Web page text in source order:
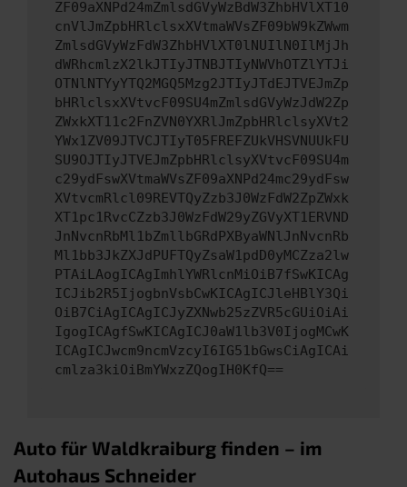
ZF09aXNPd24mZmlsdGVyWzBdW3ZhbHVlXT10
cnVlJmZpbHRlclsxXVtmaWVsZF09bW9kZWwm
ZmlsdGVyWzFdW3ZhbHVlXT0lNUIlN0IlMjJh
dWRhcmlzX2lkJTIyJTNBJTIyNWVhOTZlYTJi
OTNlNTYyYTQ2MGQ5Mzg2JTIyJTdEJTVEJmZp
bHRlclsxXVtvcF09SU4mZmlsdGVyWzJdW2Zp
ZWxkXT11c2FnZVN0YXRlJmZpbHRlclsyXVt2
YWx1ZV09JTVCJTIyT05FREFZUkVHSVNUUkFU
SU9OJTIyJTVEJmZpbHRlclsyXVtvcF09SU4m
c29ydFswXVtmaWVsZF09aXNPd24mc29ydFsw
XVtvcmRlcl09REVTQyZzb3J0WzFdW2ZpZWxk
XT1pc1RvcCZzb3J0WzFdW29yZGVyXT1ERVND
JnNvcnRbMl1bZmllbGRdPXByaWNlJnNvcnRb
Ml1bb3JkZXJdPUFTQyZsaW1pdD0yMCZza2lw
PTAiLAogICAgImhlYWRlcnMiOiB7fSwKICAg
ICJib2R5IjogbnVsbCwKICAgICJleHBlY3Qi
OiB7CiAgICAgICJyZXNwb25zZVR5cGUiOiAi
IgogICAgfSwKICAgICJ0aW1lb3V0IjogMCwK
ICAgICJwcm9ncmVzcyI6IG51bGwsCiAgICAi
cmlza3kiOiBmYWxzZQogIH0KfQ==
Auto für Waldkraiburg finden – im
Autohaus Schneider